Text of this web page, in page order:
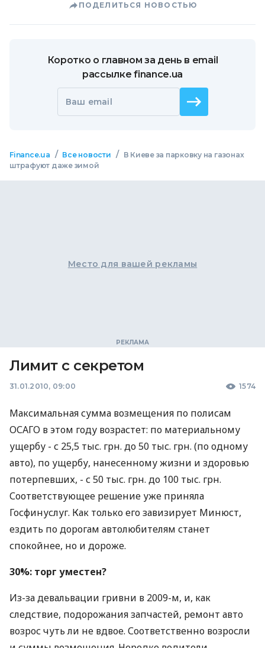
ПОДЕЛИТЬСЯ НОВОСТЬЮ
Коротко о главном за день в email
рассылке finance.ua
Ваш email
Finance.ua / Все новости /
В Киеве за парковку на газонах
штрафуют даже зимой
Место для вашей рекламы
Лимит с секретом
31.01.2010, 09:00 1574
Максимальная сумма возмещения по полисам
ОСАГО в этом году возрастет: по материальному
ущербу - с 25,5 тыс. грн. до 50 тыс. грн. (по одному
авто), по ущербу, нанесенному жизни и здоровью
потерпевших, - с 50 тыс. грн. до 100 тыс. грн.
Соответствующее решение уже приняла
Госфинуслуг. Как только его завизирует Минюст,
ездить по дорогам автолюбителям станет
спокойнее, но и дороже.
30%: торг уместен?
Из-за девальвации гривни в 2009-м, и, как
следствие, подорожания запчастей, ремонт авто
возрос чуть ли не вдвое. Соответственно возросли